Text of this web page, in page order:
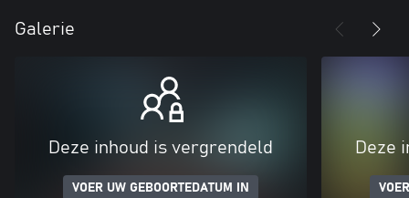
Galerie
Deze inhoud is vergrendeld
VOER UW GEBOORTEDATUM IN
Deze